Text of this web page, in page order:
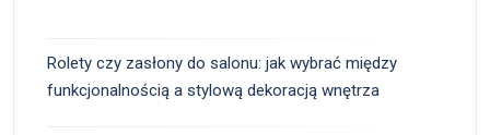
Rolety czy zasłony do salonu: jak wybrać między
funkcjonalnością a stylową dekoracją wnętrza